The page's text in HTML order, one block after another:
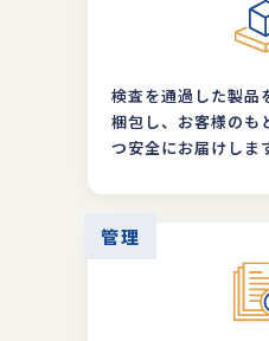
検査を通過した製品
梱包し、お客様のも
つ安全にお届けしま
管理